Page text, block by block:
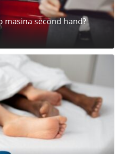
masina second hand?